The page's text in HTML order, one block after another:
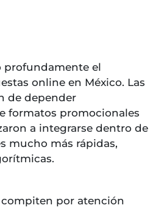
profundamente el
online en México. Las
de depender
formatos promocionales
a integrarse dentro de
mucho más rápidas,
compiten por atención